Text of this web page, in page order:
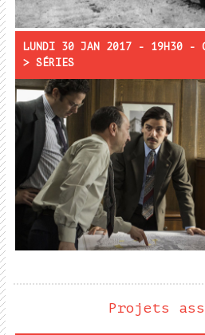
LUNDI 30 JAN 2017 - 19H30 -
> SÉRIES
Projections :
Show me
Rencontre :
Projets